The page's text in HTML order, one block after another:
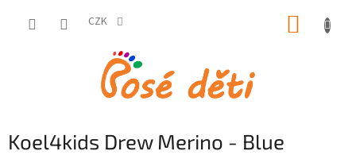
CZK
Koel4kids Drew Merino - Blue